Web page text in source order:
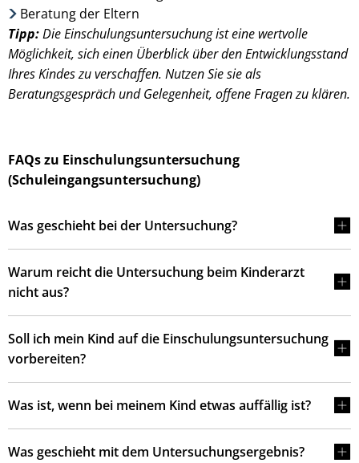
Beratung der Eltern
Tipp:Die Einschulungsuntersuchung ist eine wertvolle
Möglichkeit, sich einen Überblick über den Entwicklungsstand
Ihres Kindes zu verschaffen. Nutzen Sie sie als
Beratungsgespräch und Gelegenheit, offene Fragen zu klären.
FAQs zu Einschulungsuntersuchung
(Schuleingangsuntersuchung)
Was geschieht bei der Untersuchung?
Warum reicht die Untersuchung beim Kinderarzt
nicht aus?
Soll ich mein Kind auf die Einschulungsuntersuchung
vorbereiten?
Was ist, wenn bei meinem Kind etwas auffällig ist?
Was geschieht mit dem Untersuchungsergebnis?